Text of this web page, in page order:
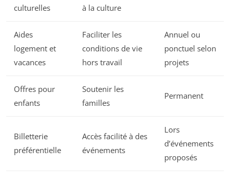
culturelles
à la culture
Aides
logement et
vacances
Faciliter les
conditions de vie
hors travail
Annuel ou
ponctuel selon
projets
Offres pour
enfants
Soutenir les
familles
Permanent
Billetterie
préférentielle
Accès facilité à des
événements
Lors
d’événements
proposés